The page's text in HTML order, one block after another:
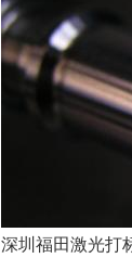
深圳福田激光打